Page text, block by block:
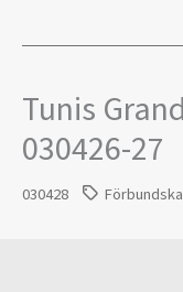
Tunis
030426-27
030428